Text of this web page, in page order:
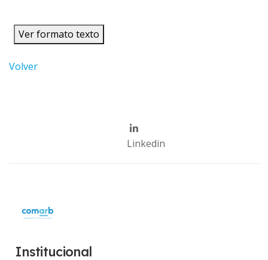
Ver formato texto
Volver
Linkedin
Institucional